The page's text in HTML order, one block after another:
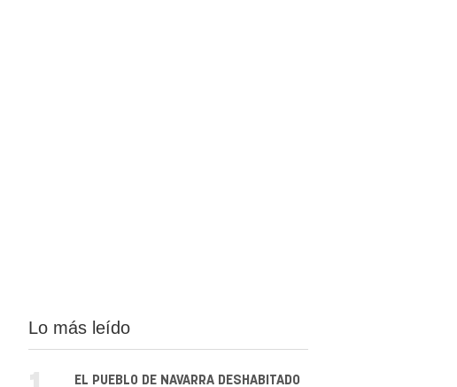
Lo más leído
EL PUEBLO DE NAVARRA DESHABITADO